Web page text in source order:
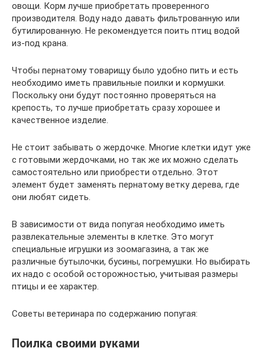
овощи. Корм лучше приобретать проверенного
производителя. Воду надо давать фильтрованную или
бутилированную. Не рекомендуется поить птиц водой
из-под крана.
Чтобы пернатому товарищу было удобно пить и есть
необходимо иметь правильные поилки и кормушки.
Поскольку они будут постоянно проверяться на
крепость, то лучше приобретать сразу хорошее и
качественное изделие.
Не стоит забывать о жердочке. Многие клетки идут уже
с готовыми жердочками, но так же их можно сделать
самостоятельно или приобрести отдельно. Этот
элемент будет заменять пернатому ветку дерева, где
они любят сидеть.
В зависимости от вида попугая необходимо иметь
развлекательные элементы в клетке. Это могут
специальные игрушки из зоомагазина, а так же
различные бутылочки, бусины, погремушки. Но выбирать
их надо с особой осторожностью, учитывая размеры
птицы и ее характер.
Советы ветеринара по содержанию попугая:
Поилка своими руками